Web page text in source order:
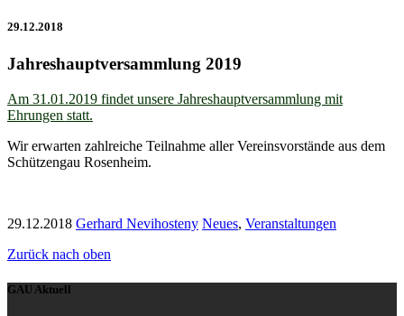
29.12.2018
Jahreshauptversammlung 2019
Am 31.01.2019 findet unsere Jahreshauptversammlung mit
Ehrungen statt.
Wir erwarten zahlreiche Teilnahme aller Vereinsvorstände aus dem
Schützengau Rosenheim.
29.12.2018 Gerhard Nevihosteny Neues, Veranstaltungen
Zurück nach oben
GAU Aktuell